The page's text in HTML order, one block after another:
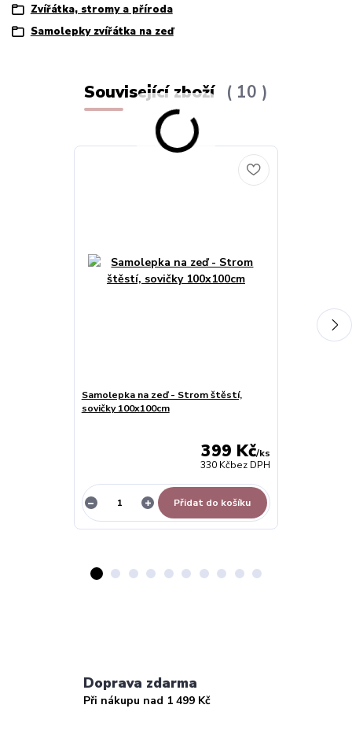
Zvířátka, stromy a příroda
Samolepky zvířátka na zeď
Související zboží 10
Samolepka na zeď - Strom štěstí,
sovičky 100x100cm
399 Kč/ks
330 Kčbez DPH
Přidat do košíku
Doprava zdarma
Při nákupu nad 1 499 Kč